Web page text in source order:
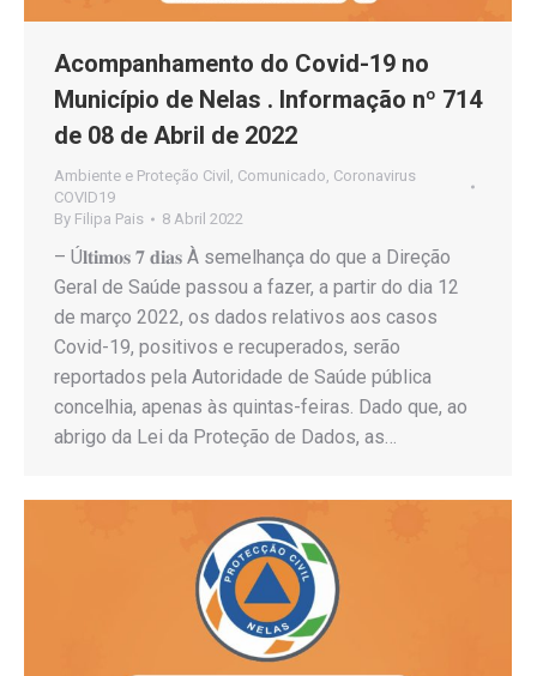
Acompanhamento do Covid-19 no
Município de Nelas . Informação nº 714
de 08 de Abril de 2022
Ambiente e Proteção Civil Comunicado Coronavirus
COVID19
By Filipa Pais 8 Abril 2022
– Ú𝐥𝐭𝐢𝐦𝐨𝐬 𝟕 𝐝𝐢𝐚𝐬 À semelhança do que a Direção
Geral de Saúde passou a fazer, a partir do dia 12
de março 2022, os dados relativos aos casos
Covid-19, positivos e recuperados, serão
reportados pela Autoridade de Saúde pública
concelhia, apenas às quintas-feiras. Dado que, ao
abrigo da Lei da Proteção de Dados, as…